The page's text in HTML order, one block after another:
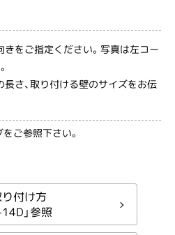
きをご指定ください。写真は左コー
長さ、取り付ける壁のサイズをお伝
ご参照下さい。
付け方
14D」参照